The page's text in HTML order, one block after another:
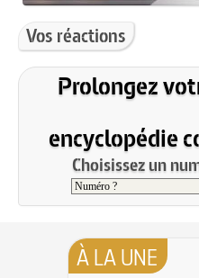
Vos réactions
Prolongez
encyclopédie
Choisissez un
À LA UNE